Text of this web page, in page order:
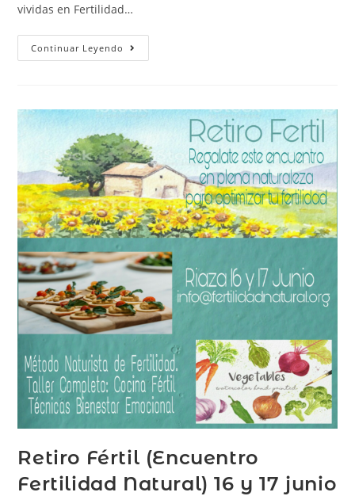
vividas en Fertilidad…
Continuar Leyendo
Retiro Fértil (Encuentro
Fertilidad Natural) 16 y 17 junio